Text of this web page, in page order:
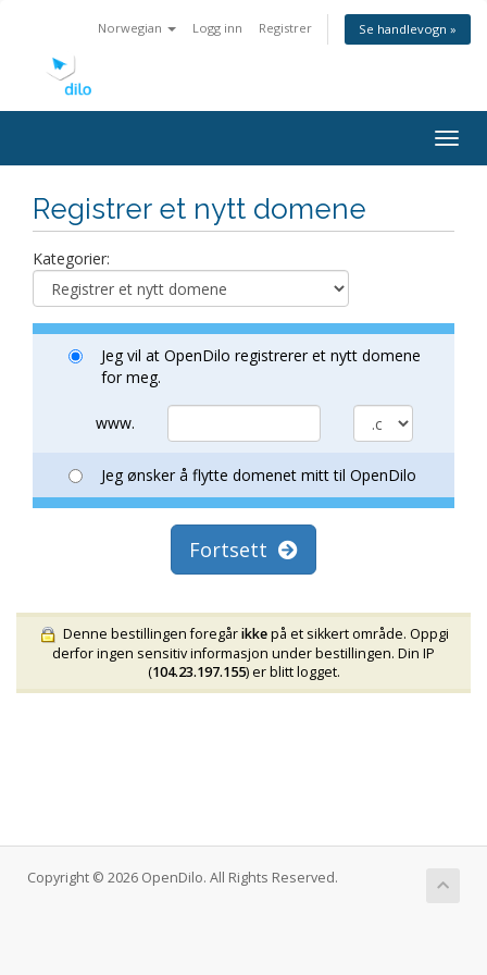
Norwegian Logg inn Registrer Se handlevogn »
Registrer et nytt domene
Kategorier:
Jeg vil at OpenDilo registrerer et nytt domene
for meg.
www.
Jeg ønsker å flytte domenet mitt til OpenDilo
Fortsett
Denne bestillingen foregårikkepå et sikkert område. Oppgi
derfor ingen sensitiv informasjon under bestillingen. Din IP
(104.23.197.155) er blitt logget.
Copyright © 2026 OpenDilo. All Rights Reserved.